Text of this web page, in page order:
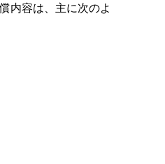
内容は、主に次のよ